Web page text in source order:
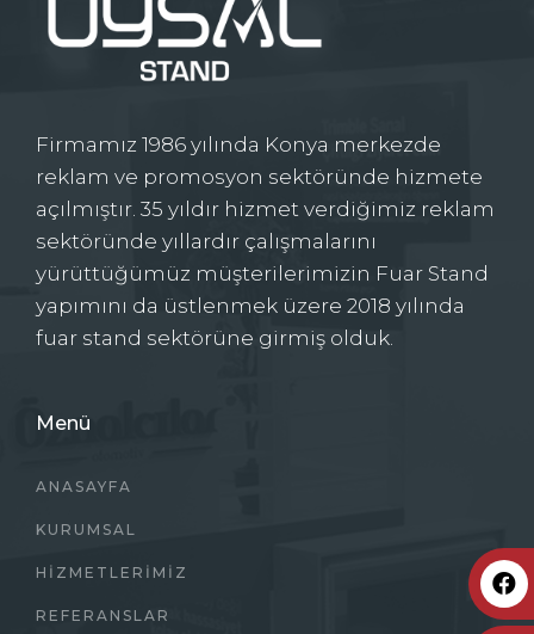
Firmamız 1986 yılında Konya merkezde
reklam ve promosyon sektöründe hizmete
açılmıştır. 35 yıldır hizmet verdiğimiz reklam
sektöründe yıllardır çalışmalarını
yürüttüğümüz müşterilerimizin Fuar Stand
yapımını da üstlenmek üzere 2018 yılında
fuar stand sektörüne girmiş olduk.
Menü
ANASAYFA
KURUMSAL
HIZMETLERIMIZ
REFERANSLAR